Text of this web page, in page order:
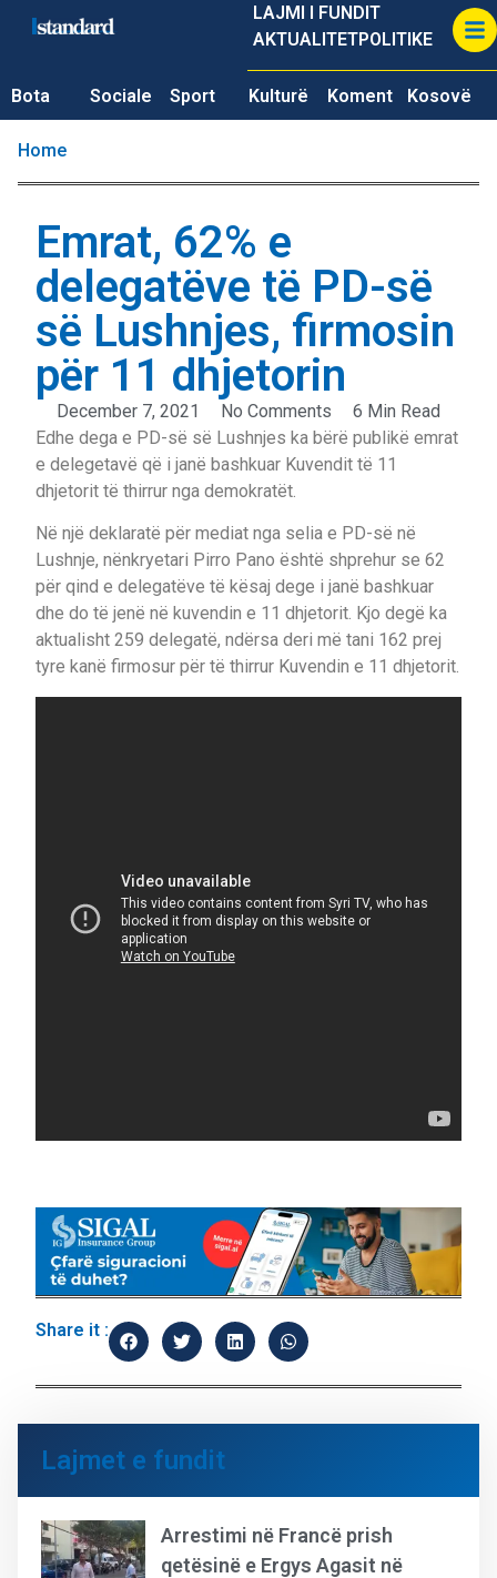
LAJMI I FUNDIT
AKTUALITETPOLITIKE
Bota Sociale Sport Kulturë Koment Kosovë
Home
Emrat, 62% e
delegatëve të PD-së
së Lushnjes, firmosin
për 11 dhjetorin
December 7, 2021 No Comments
6 Min Read
Edhe dega e PD-së së Lushnjes ka bërë publikë emrat
e delegetavë që i janë bashkuar Kuvendit të 11
dhjetorit të thirrur nga demokratët.
Në një deklaratë për mediat nga selia e PD-së në
Lushnje, nënkryetari Pirro Pano është shprehur se 62
për qind e delegatëve të kësaj dege i janë bashkuar
dhe do të jenë në kuvendin e 11 dhjetorit. Kjo degë ka
aktualisht 259 delegatë, ndërsa deri më tani 162 prej
tyre kanë firmosur për të thirrur Kuvendin e 11 dhjetorit.
Share it :
Lajmet e fundit
Arrestimi në Francë prish
qetësinë e Ergys Agasit në